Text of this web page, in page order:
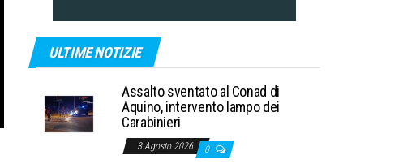
ULTIME NOTIZIE
Assalto sventato al Conad di
Aquino, intervento lampo dei
Carabinieri
3 Agosto 2026 0